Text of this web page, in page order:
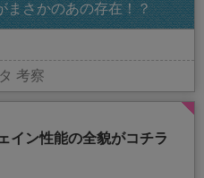
まさかのあの存在！？
考察
イン性能の全貌がコチラ